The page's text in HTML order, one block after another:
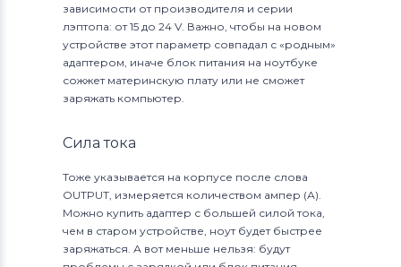
зависимости от производителя и серии
лэптопа: от 15 до 24 V. Важно, чтобы на новом
устройстве этот параметр совпадал с «родным»
адаптером, иначе блок питания на ноутбуке
сожжет материнскую плату или не сможет
заряжать компьютер.
Сила тока
Тоже указывается на корпусе после слова
OUTPUT, измеряется количеством ампер (А).
Можно купить адаптер с большей силой тока,
чем в старом устройстве, ноут будет быстрее
заряжаться. А вот меньше нельзя: будут